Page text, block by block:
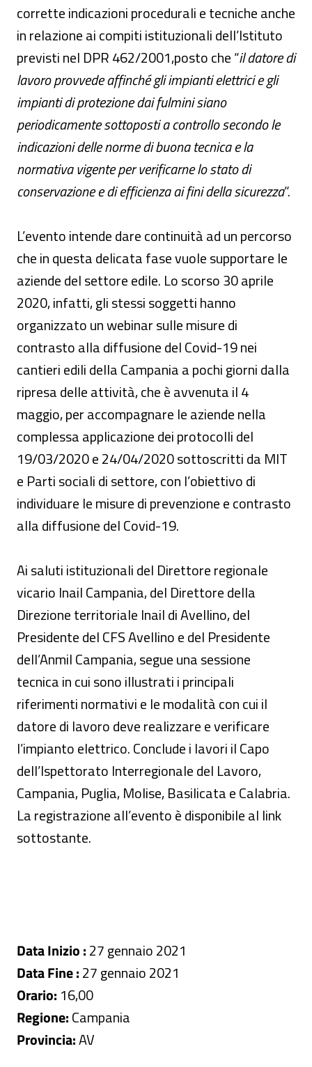
corrette indicazioni procedurali e tecniche anche
in relazione ai compiti istituzionali dell’Istituto
previsti nel DPR 462/2001,posto che “il datore di
lavoro provvede affinché gli impianti elettrici e gli
impianti di protezione dai fulmini siano
periodicamente sottoposti a controllo secondo le
indicazioni delle norme di buona tecnica e la
normativa vigente per verificarne lo stato di
conservazione e di efficienza ai fini della sicurezza”.
L’evento intende dare continuità ad un percorso
che in questa delicata fase vuole supportare le
aziende del settore edile. Lo scorso 30 aprile
2020, infatti, gli stessi soggetti hanno
organizzato un webinar sulle misure di
contrasto alla diffusione del Covid-19 nei
cantieri edili della Campania a pochi giorni dalla
ripresa delle attività, che è avvenuta il 4
maggio, per accompagnare le aziende nella
complessa applicazione dei protocolli del
19/03/2020 e 24/04/2020 sottoscritti da MIT
e Parti sociali di settore, con l’obiettivo di
individuare le misure di prevenzione e contrasto
alla diffusione del Covid-19.
Ai saluti istituzionali del Direttore regionale
vicario Inail Campania, del Direttore della
Direzione territoriale Inail di Avellino, del
Presidente del CFS Avellino e del Presidente
dell’Anmil Campania, segue una sessione
tecnica in cui sono illustrati i principali
riferimenti normativi e le modalità con cui il
datore di lavoro deve realizzare e verificare
l’impianto elettrico. Conclude i lavori il Capo
dell’Ispettorato Interregionale del Lavoro,
Campania, Puglia, Molise, Basilicata e Calabria.
La registrazione all’evento è disponibile al link
sottostante.
Data Inizio :27 gennaio 2021
Data Fine :27 gennaio 2021
Orario: 16,00
Regione:Campania
Provincia:AV